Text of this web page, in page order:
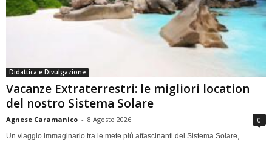
Didattica e Divulgazione
Vacanze Extraterrestri: le migliori location
del nostro Sistema Solare
Agnese Caramanico - 8 Agosto 2026 0
Un viaggio immaginario tra le mete più affascinanti del Sistema Solare,